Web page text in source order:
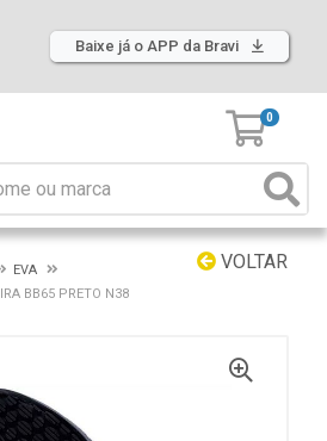
Baixe já o APP da Bravi
0
VOLTAR
EVA
BB65 PRETO N38